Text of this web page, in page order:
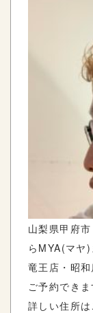
山梨県甲府
らMYA(マヤ)
竜王店・昭
ご予約できま
詳しい住所